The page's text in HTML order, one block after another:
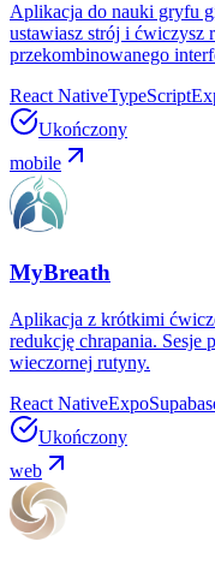
Aplikacja do nauki gryfu
ustawiasz strój i ćwiczysz
przekombinowanego
React NativeTypeScript
Ukończony
mobile
MyBreath
Aplikacja z krótkimi
redukcję chrapania. Sesje
wieczornej rutyny.
React NativeExpo
Ukończony
web